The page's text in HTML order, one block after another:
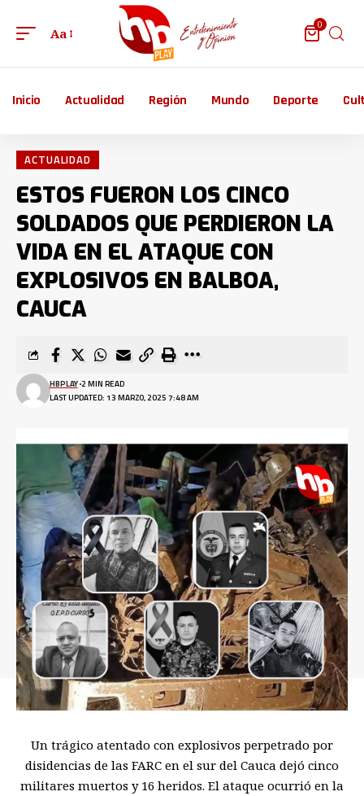
Aa
0
Inicio Actualidad Región Mundo Deporte
ACTUALIDAD
ESTOS FUERON LOS CINCO
SOLDADOS QUE PERDIERON LA
VIDA EN EL ATAQUE CON
EXPLOSIVOS EN BALBOA,
CAUCA
LAST UPDATED: 13 MARZO, 2025 7:48 AM
HBPLAY 2 MIN READ
Un trágico atentado con explosivos perpetrado por
disidencias de las FARC en el sur del Cauca dejó cinco
militares muertos y 16 heridos. El ataque ocurrió en la